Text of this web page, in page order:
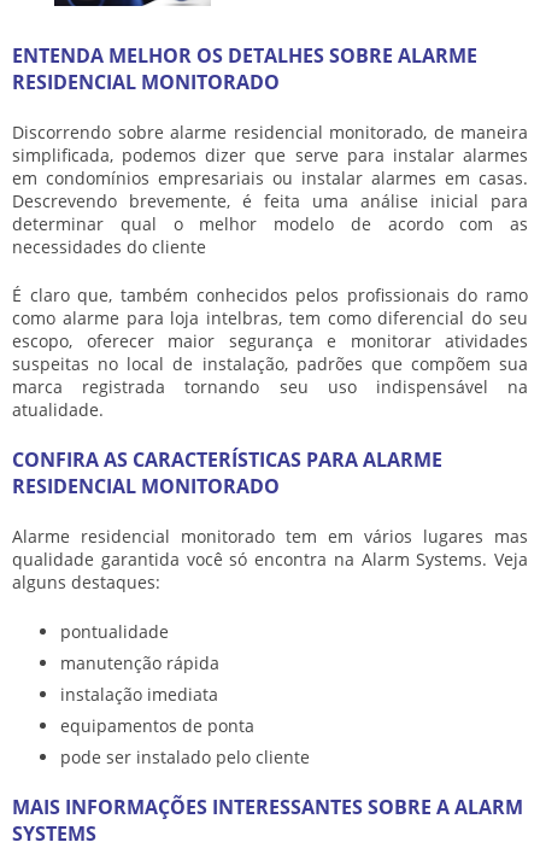
ENTENDA MELHOR OS DETALHES SOBRE ALARME
RESIDENCIAL MONITORADO
Discorrendo sobre alarme residencial monitorado, de maneira
simplificada, podemos dizer que serve para instalar alarmes
em condomínios empresariais ou instalar alarmes em casas.
Descrevendo brevemente, é feita uma análise inicial para
determinar qual o melhor modelo de acordo com as
necessidades do cliente
É claro que, também conhecidos pelos profissionais do ramo
como alarme para loja intelbras, tem como diferencial do seu
escopo, oferecer maior segurança e monitorar atividades
suspeitas no local de instalação, padrões que compõem sua
marca registrada tornando seu uso indispensável na
atualidade.
CONFIRA AS CARACTERÍSTICAS PARA ALARME
RESIDENCIAL MONITORADO
Alarme residencial monitorado tem em vários lugares mas
qualidade garantida você só encontra na Alarm Systems. Veja
alguns destaques:
pontualidade
manutenção rápida
instalação imediata
equipamentos de ponta
pode ser instalado pelo cliente
MAIS INFORMAÇÕES INTERESSANTES SOBRE A ALARM
SYSTEMS